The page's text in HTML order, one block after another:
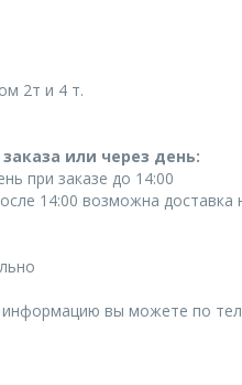
2т и 4 т.
или через день:
при заказе до 14:00
14:00 возможна
информацию вы можете по